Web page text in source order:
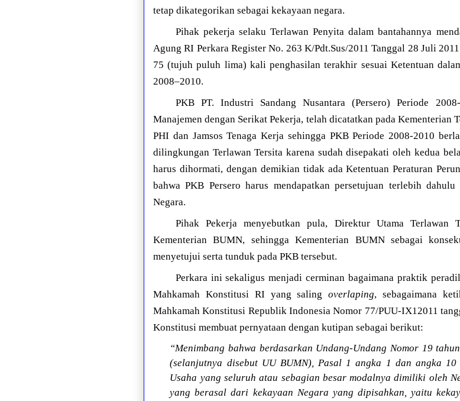
tetap dikategorikan sebagai kekayaan negara.
Pihak pekerja selaku Terlawan Penyita dalam bantahannya
Agung RI Perkara Register No. 263 K/Pdt.Sus/2011 Tanggal 28 Juli
75 (tujuh puluh lima) kali penghasilan terakhir sesuai Ketentuan
2008–2010.
PKB PT. Industri Sandang Nusantara (Persero) Periode
Manajemen dengan Serikat Pekerja, telah dicatatkan pada Kementerian
PHI dan Jamsos Tenaga Kerja sehingga PKB Periode 2008-2010
dilingkungan Terlawan Tersita karena sudah disepakati oleh kedua
harus dihormati, dengan demikian tidak ada Ketentuan Peraturan
bahwa PKB Persero harus mendapatkan persetujuan terlebih
Negara.
Pihak Pekerja menyebutkan pula, Direktur Utama Terlawan
Kementerian BUMN, sehingga Kementerian BUMN sebagai
menyetujui serta tunduk pada PKB tersebut.
Perkara ini sekaligus menjadi cerminan bagaimana praktik
Mahkamah Konstitusi RI yang salingoverlaping, sebagaimana
Mahkamah Konstitusi Republik Indonesia Nomor 77/PUU-IX12011
Konstitusi membuat pernyataan dengan kutipan sebagai berikut:
“Menimbang bahwa berdasarkan Undang-Undang Nomor 19
(selanjutnya disebut UU BUMN), Pasal 1 angka 1 dan angka 10
Usaha yang seluruh atau sebagian besar modalnya dimiliki oleh
yang berasal dari kekayaan Negara yang dipisahkan, yaitu